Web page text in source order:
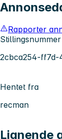
Rapporter
Stillingsnummer
2cbca254-ff7d-
Hentet fra
recman
Lignende